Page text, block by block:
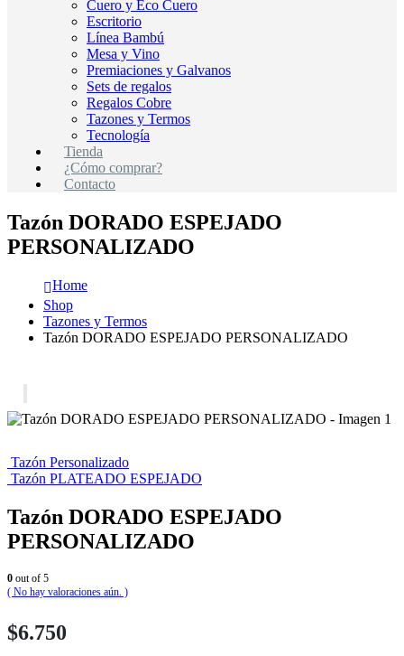
Cuero y Eco Cuero
Escritorio
Línea Bambú
Mesa y Vino
Premiaciones y Galvanos
Sets de regalos
Regalos Cobre
Tazones y Termos
Tecnología
Tienda
¿Cómo comprar?
Contacto
Tazón DORADO ESPEJADO
PERSONALIZADO
Home
Shop
Tazones y Termos
Tazón DORADO ESPEJADO PERSONALIZADO
Tazón Personalizado
Tazón PLATEADO ESPEJADO
Tazón DORADO ESPEJADO
PERSONALIZADO
0 out of 5
( No hay valoraciones aún. )
$6.750